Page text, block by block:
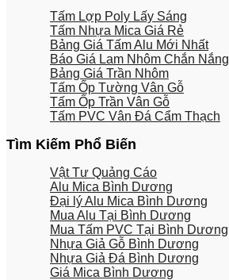
Tấm Lợp Poly Lấy Sáng
Tấm Nhựa Mica Giá Rẻ
Bảng Giá Tấm Alu Mới Nhất
Báo Giá Lam Nhôm Chắn Nắng
Bảng Giá Trần Nhôm
Tấm Ốp Tường Vân Gỗ
Tấm Ốp Trần Vân Gỗ
Tấm PVC Vân Đá Cẩm Thạch
Tìm Kiếm Phổ Biến
Vật Tư Quảng Cáo
Alu Mica Bình Dương
Đại lý Alu Mica Bình Dương
Mua Alu Tại Bình Dương
Mua Tấm PVC Tại Bình Dương
Nhựa Giả Gỗ Bình Dương
Nhựa Giả Đá Bình Dương
Giá Mica Bình Dương